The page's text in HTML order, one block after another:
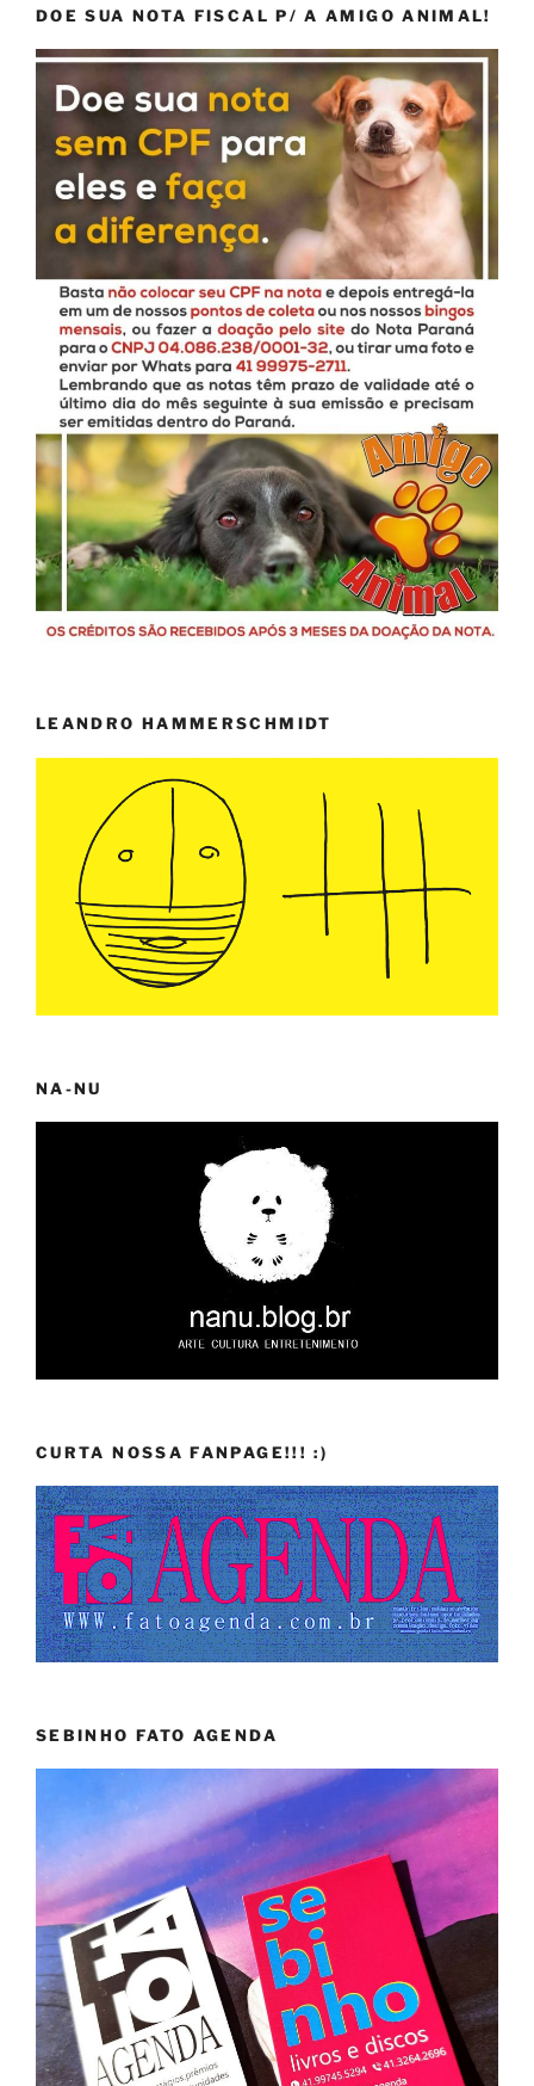
DOE SUA NOTA FISCAL P/ A AMIGO ANIMAL!
LEANDRO HAMMERSCHMIDT
NA-NU
CURTA NOSSA FANPAGE!!! :)
SEBINHO FATO AGENDA